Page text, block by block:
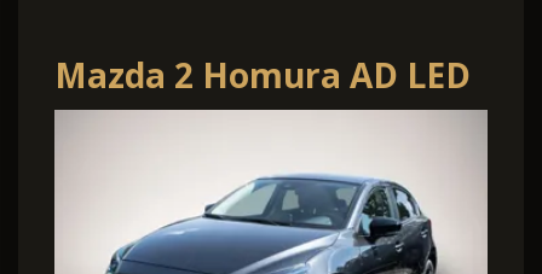
Mazda 2 Homura AD LED
Apple CarPlay Android
Auto Klima